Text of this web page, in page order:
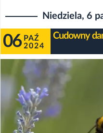
Niedziela, 6
06 PAŹ
2024
Cudowny